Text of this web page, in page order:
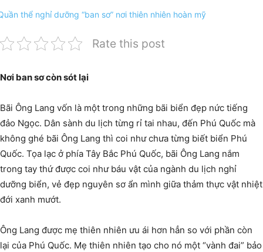
Rate this post
Nơi ban sơ còn sót lại
Bãi Ông Lang vốn là một trong những bãi biển đẹp nức tiếng
đảo Ngọc. Dân sành du lịch từng rỉ tai nhau, đến Phú Quốc mà
không ghé bãi Ông Lang thì coi như chưa từng biết biển Phú
Quốc. Tọa lạc ở phía Tây Bắc Phú Quốc, bãi Ông Lang nắm
trong tay thứ được coi như báu vật của ngành du lịch nghỉ
dưỡng biển, vẻ đẹp nguyên sơ ẩn mình giữa thảm thực vật nhiệt
đới xanh mướt.
Ông Lang được mẹ thiên nhiên ưu ái hơn hẳn so với phần còn
lại của Phú Quốc. Mẹ thiên nhiên tạo cho nó một “vành đai” bảo